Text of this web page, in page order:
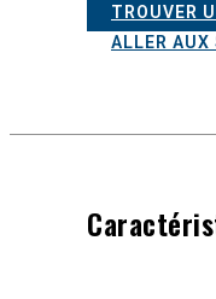
TROUVER
ALLER AUX